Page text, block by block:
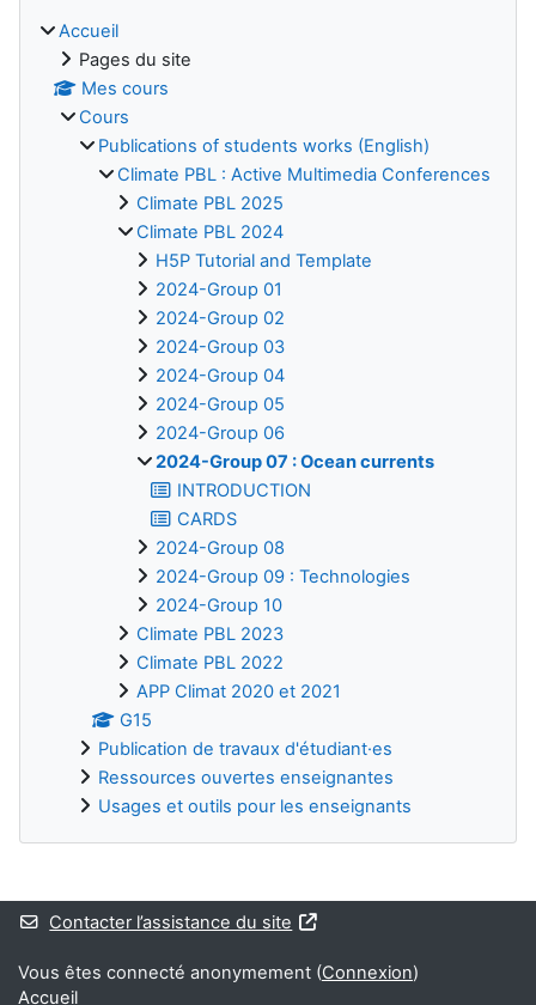
Accueil
Pages du site
Mes cours
Cours
Publications of students works (English)
Climate PBL : Active Multimedia Conferences
Climate PBL 2025
Climate PBL 2024
H5P Tutorial and Template
2024-Group 01
2024-Group 02
2024-Group 03
2024-Group 04
2024-Group 05
2024-Group 06
2024-Group 07 : Ocean currents
INTRODUCTION
CARDS
2024-Group 08
2024-Group 09 : Technologies
2024-Group 10
Climate PBL 2023
Climate PBL 2022
APP Climat 2020 et 2021
G15
Publication de travaux d'étudiant·es
Ressources ouvertes enseignantes
Usages et outils pour les enseignants
Blocs supplémentaires
Contacter l’assistance du site
Vous êtes connecté anonymement (Connexion)
Accueil